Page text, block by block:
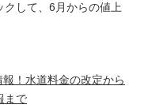
して、6月からの値上
！水道料金の改定から
まで